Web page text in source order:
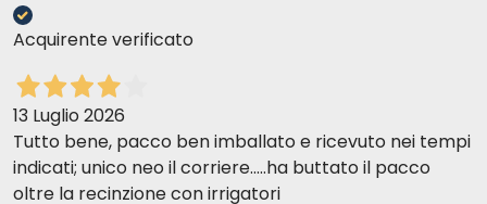
Acquirente verificato
13 Luglio 2026
Tutto bene, pacco ben imballato e ricevuto nei tempi
indicati; unico neo il corriere.....ha buttato il pacco
oltre la recinzione con irrigatori